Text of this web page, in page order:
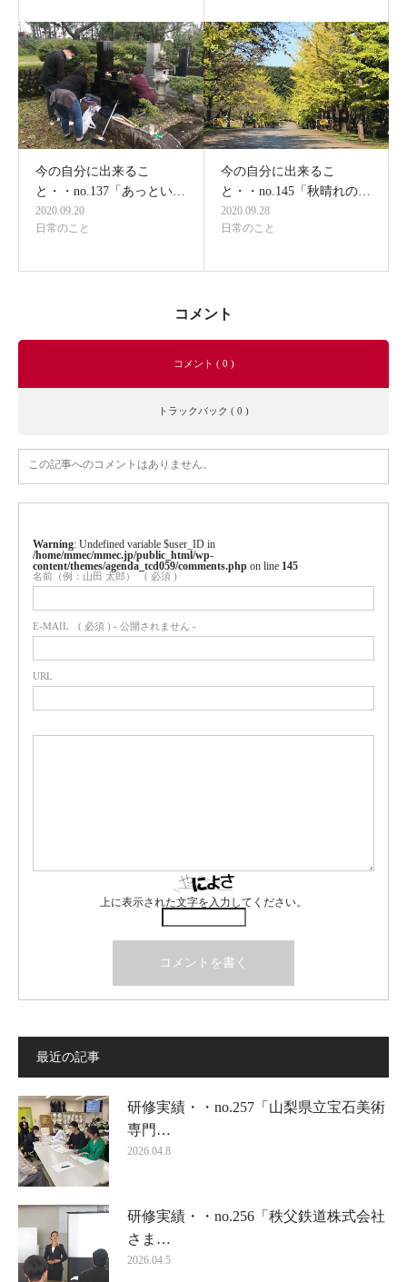
今の自分に出来るこ
と・・no.137「あっとい…
2020.09.20
日常のこと
今の自分に出来るこ
と・・no.145「秋晴れの…
2020.09.28
日常のこと
コメント
コメント ( 0 )
トラックバック ( 0 )
この記事へのコメントはありません。
Warning : Undefined variable $user_ID in
/home/mmec/mmec.jp/public_html/wp-
content/themes/agenda_tcd059/comments.php on line 145
名前（例：山田 太郎） ( 必須 )
E-MAIL ( 必須 ) - 公開されません -
URL
上に表示された文字を入力してください。
最近の記事
研修実績・・no.257「山梨県立宝石美術
専門…
2026.04.8
研修実績・・no.256「秩父鉄道株式会社
さま…
2026.04.5